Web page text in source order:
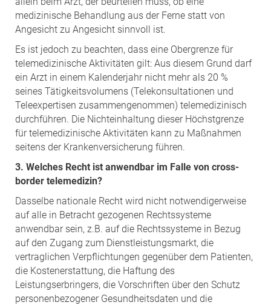
medizinische Behandlung aus der Ferne statt von
Angesicht zu Angesicht sinnvoll ist.
Es ist jedoch zu beachten, dass eine Obergrenze für
telemedizinische Aktivitäten gilt: Aus diesem Grund darf
ein Arzt in einem Kalenderjahr nicht mehr als 20 %
seines Tätigkeitsvolumens (Telekonsultationen und
Teleexpertisen zusammengenommen) telemedizinisch
durchführen. Die Nichteinhaltung dieser Höchstgrenze
für telemedizinische Aktivitäten kann zu Maßnahmen
seitens der Krankenversicherung führen.
3. Welches Recht ist anwendbar im Falle von cross-
border telemedizin?
Dasselbe nationale Recht wird nicht notwendigerweise
auf alle in Betracht gezogenen Rechtssysteme
anwendbar sein, z.B. auf die Rechtssysteme in Bezug
auf den Zugang zum Dienstleistungsmarkt, die
vertraglichen Verpflichtungen gegenüber dem Patienten,
die Kostenerstattung, die Haftung des
Leistungserbringers, die Vorschriften über den Schutz
personenbezogener Gesundheitsdaten und die